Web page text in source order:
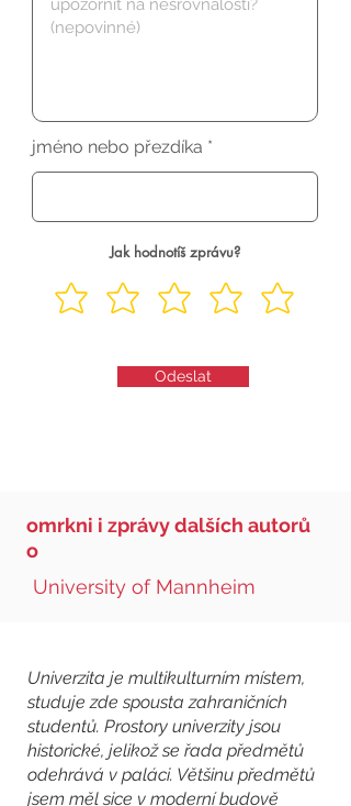
jméno nebo přezdíka
Jak hodnotíš zprávu?
Odeslat
omrkni i zprávy dalších autorů
o
University of Mannheim
Univerzita je multikulturním místem,
studuje zde spousta zahraničních
studentů. Prostory univerzity jsou
historické, jelikož se řada předmětů
odehrává v paláci. Většinu předmětů
jsem měl sice v moderní budově